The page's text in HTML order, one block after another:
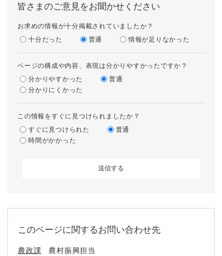
皆さまのご意見をお聞かせください
お求めの情報が十分掲載されていましたか？
十分だった
普通 情報が足りなかった
ページの構成や内容、表現は分かりやすかったですか？
分かりやすかった
普通
分かりにくかった
この情報をすぐに見つけられましたか？
すぐに見つけられた
普通
時間がかかった
このページに関するお問い合わせ先
農政課 農村振興担当